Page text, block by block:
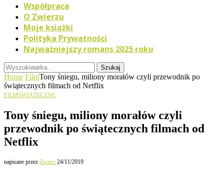
Współpraca
O Zwierzu
Moje książki
Polityka Prywatności
Najważniejszy romans 2025 roku
Szukaj
Home FilmTony śniegu, miliony morałów czyli przewodnik po
świątecznych filmach od Netflix
FILMŚWIĄTECZNE
Tony śniegu, miliony morałów czyli
przewodnik po świątecznych filmach od
Netflix
napisane przez Zwierz 24/11/2019